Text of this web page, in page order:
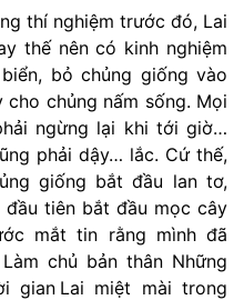
thí nghiệm trước đó, Lai
thế nên có kinh nghiệm
bỏ chủng giống vào
chủng nấm sống. Mọi
ngừng lại khi tới giờ…
phải dậy… lắc. Cứ thế,
giống bắt đầu lan tơ,
tiên bắt đầu mọc cây
mắt tin rằng mình đã
chủ bản thân Những
gian Lai miệt mài trong